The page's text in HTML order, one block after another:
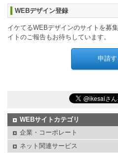
WEBデザイン登録
イケてるWEBデザインのサイトを募
イトのご報告もお待ちしています。
WEBサイトカテゴリ
企業・コーポレート
ネット関連サービス